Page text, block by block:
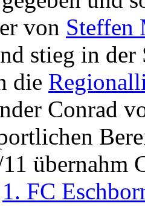
von Steffen
stieg in der
die
Conrad
übernahm
1. FC